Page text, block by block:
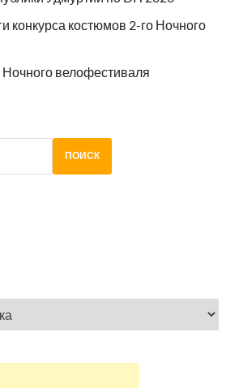
конкурса костюмов 2-го Ночного
велофестиваля
ПОИСК